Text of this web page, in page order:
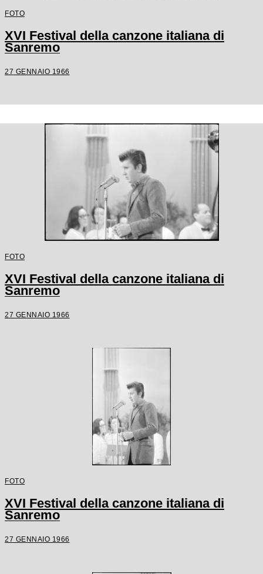
FOTO
XVI Festival della canzone italiana di
Sanremo
27 GENNAIO 1966
FOTO
XVI Festival della canzone italiana di
Sanremo
27 GENNAIO 1966
FOTO
XVI Festival della canzone italiana di
Sanremo
27 GENNAIO 1966